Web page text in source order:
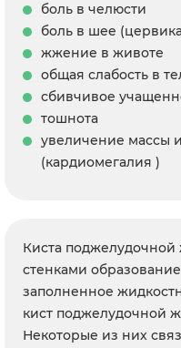
боль в челюсти
боль в шее
жжение в животе
общая слабость в
сбивчивое
тошнота
увеличение массы
(кардиомегалия )
Киста поджелудочной
стенками
заполненное
кист поджелудочной
Некоторые из них